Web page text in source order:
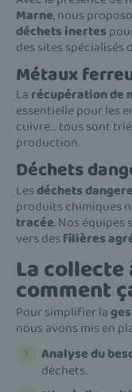
Marne, nous
déchets inertes
des sites spécialisés
Métaux
La récupération de
essentielle pour les
cuivre… tous sont
production.
Déchets
Lesdéchets
produits chimiques
tracée. Nos
vers des filières
La
comment
Pour simplifier la
nous avons mis en
Analyse du
déchets.